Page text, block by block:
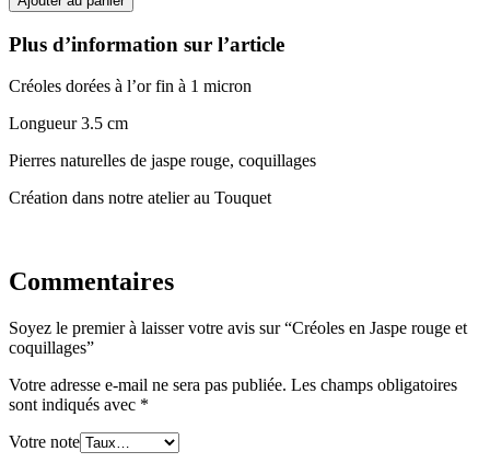
Plus d’information sur l’article
Créoles dorées à l’or fin à 1 micron
Longueur 3.5 cm
Pierres naturelles de jaspe rouge, coquillages
Création dans notre atelier au Touquet
Commentaires
Soyez le premier à laisser votre avis sur “Créoles en Jaspe rouge et
coquillages”
Votre adresse e-mail ne sera pas publiée. Les champs obligatoires
sont indiqués avec *
Votre note